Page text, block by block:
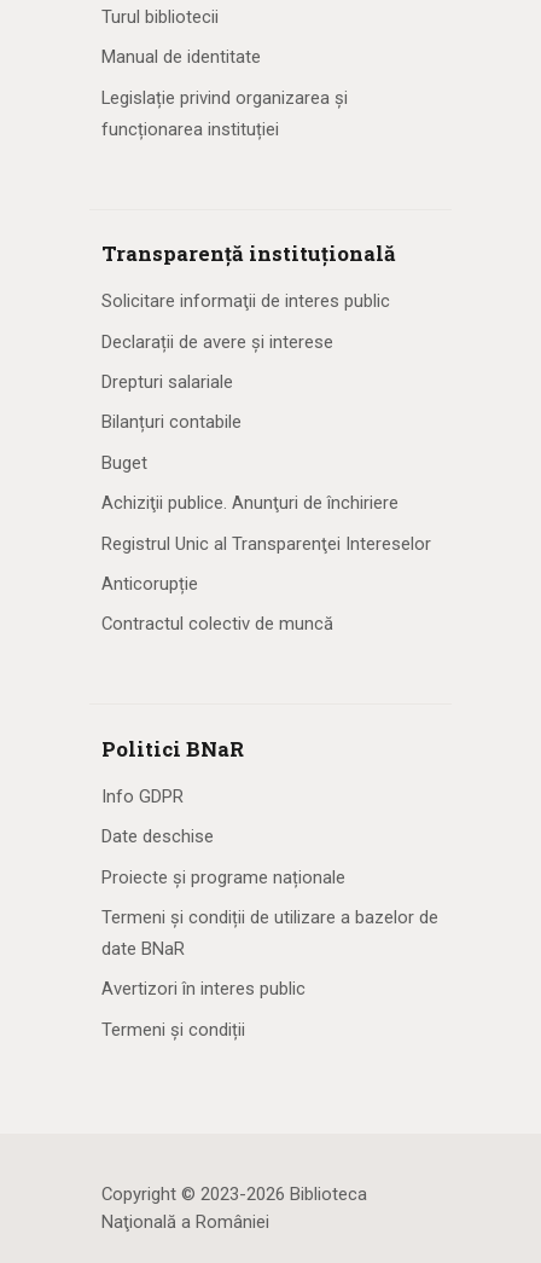
Turul bibliotecii
Manual de identitate
Legislație privind organizarea și
funcționarea instituției
Transparență instituțională
Solicitare informaţii de interes public
Declarații de avere și interese
Drepturi salariale
Bilanțuri contabile
Buget
Achiziţii publice. Anunţuri de închiriere
Registrul Unic al Transparenţei Intereselor
Anticorupție
Contractul colectiv de muncă
Politici BNaR
Info GDPR
Date deschise
Proiecte și programe naționale
Termeni și condiții de utilizare a bazelor de
date BNaR
Avertizori în interes public
Termeni și condiții
Copyright © 2023-2026 Biblioteca
Naţională a României